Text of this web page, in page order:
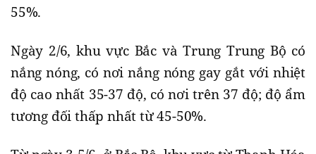
55%.
Ngày 2/6, khu vực Bắc và Trung Trung Bộ có
nắng nóng, có nơi nắng nóng gay gắt với nhiệt
độ cao nhất 35-37 độ, có nơi trên 37 độ; độ ẩm
tương đối thấp nhất từ 45-50%.